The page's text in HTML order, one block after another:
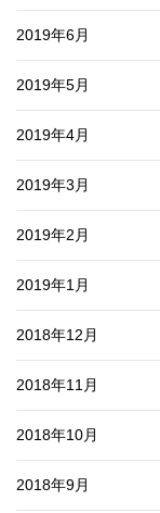
2019年6月
2019年5月
2019年4月
2019年3月
2019年2月
2019年1月
2018年12月
2018年11月
2018年10月
2018年9月